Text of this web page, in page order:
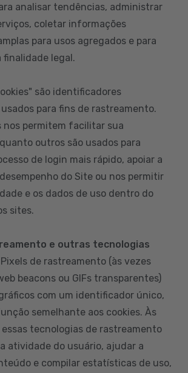
analisar tendências, administrar
coletar informações
para usos agregados e para
legal.
são identificadores
para fins de rastreamento.
nos permitem facilitar sua
outros são usados para
de login mais rápido, apoiar a
do Site ou nos permitir
e os dados de uso dentro do
sites.
e outras tecnologias
Pixels de rastreamento (às vezes
beacons ou GIFs transparentes)
com um identificador único,
semelhante aos cookies. Às
essas tecnologias de rastreamento
atividade do usuário, ajudar a
e compilar estatísticas de uso,